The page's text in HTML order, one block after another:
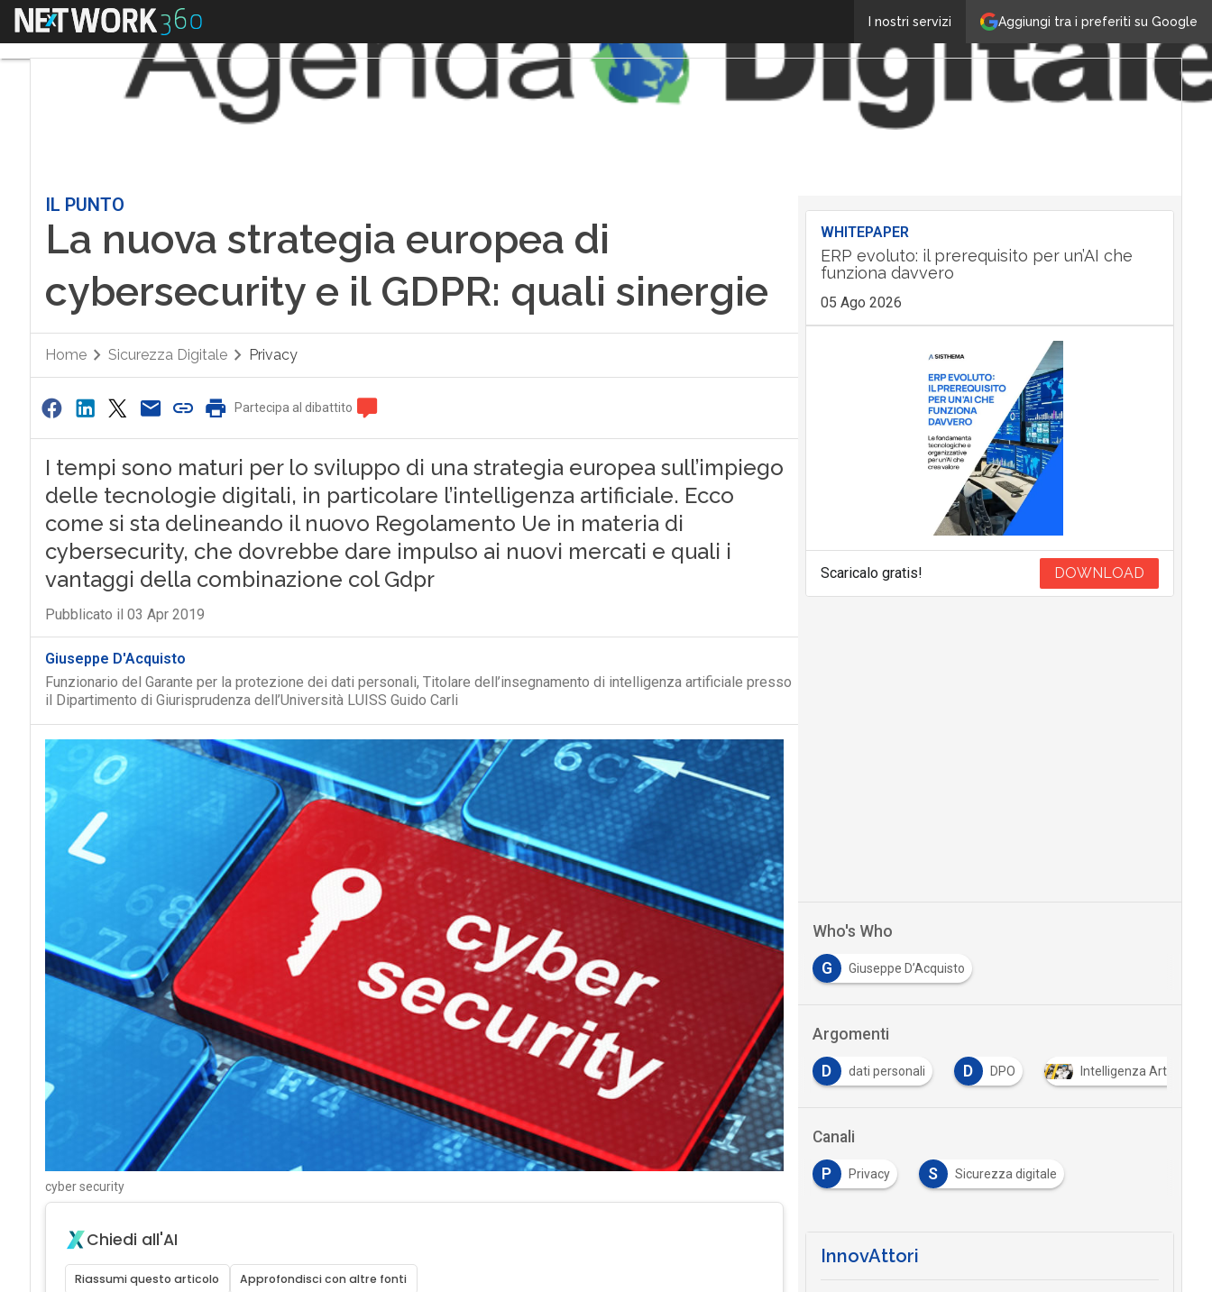
Aggiungi tra i preferiti su Google
I nostri servizi
Menu
IL PUNTO
La nuova strategia europea di
cybersecurity e il GDPR: quali sinergie
Home Sicurezza Digitale Privacy
Partecipa al dibattito
I tempi sono maturi per lo sviluppo di una strategia europea sull’impiego
delle tecnologie digitali, in particolare l’intelligenza artificiale. Ecco
come si sta delineando il nuovo Regolamento Ue in materia di
cybersecurity, che dovrebbe dare impulso ai nuovi mercati e quali i
vantaggi della combinazione col Gdpr
Pubblicato il 03 Apr 2019
Giuseppe D'Acquisto
Funzionario del Garante per la protezione dei dati personali, Titolare dell’insegnamento di intelligenza artificiale presso
il Dipartimento di Giurisprudenza dell’Università LUISS Guido Carli
cyber security
Chiedi all'AI
Riassumi questo articolo Approfondisci con altre fonti
WHITEPAPER
ERP evoluto: il prerequisito per un’AI che
funziona davvero
05 Ago 2026
Scaricalo gratis! DOWNLOAD
Who's Who
G Giuseppe D’Acquisto
Argomenti
C confindustria digitale D dati personali D DPO Intelligenza Artificiale
Canali
P Privacy S Sicurezza digitale
InnovAttori